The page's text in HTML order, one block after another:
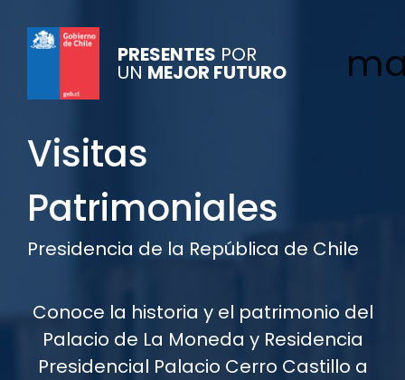
PRESENTES POR
UN MEJOR FUTURO
Visitas
Patrimoniales
Presidencia de la República de Chile
Conoce la historia y el patrimonio del
Palacio de La Moneda y Residencia
Presidencial Palacio Cerro Castillo a